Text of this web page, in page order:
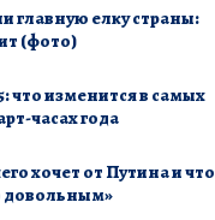
главную елку страны:
(фото)
что изменится в самых
часах года
хочет от Путина и что
довольным»